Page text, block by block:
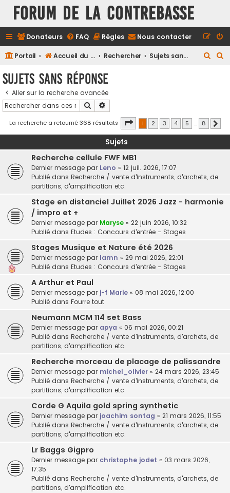
FORUM DE LA CONTREBASSE
Donateurs FAQ Règles Nous contacter
Portail Accueil du forum Rechercher Sujets sans réponse
c
h
r
c
h
r
Sujets sans réponse
Aller sur la recherche avancée
Rechercher
La recherche a retourné 368 résultats Page 1sur8
1 2 3 4 5 … 8
Sujets
Recherche cellule FWF MB1
Dernier message par Leno « 12 juil. 2026, 17:07
Publié dans Recherche / vente d'instruments, d'archets, de
partitions, d'amplification etc.
Stage en distanciel Juillet 2026 Jazz - harmonie
/ impro et +
Dernier message par Maryse « 22 juin 2026, 10:32
Publié dans Etudes : Concours d'entrée - Stages
Stages Musique et Nature été 2026
Dernier message par lamn « 29 mai 2026, 22:01
Publié dans Etudes : Concours d'entrée - Stages
A Arthur et Paul
Dernier message par j-f Marie « 08 mai 2026, 12:00
Publié dans Fourre tout
Neumann MCM 114 set Bass
Dernier message par apya « 06 mai 2026, 00:21
Publié dans Recherche / vente d'instruments, d'archets, de
partitions, d'amplification etc.
Recherche morceau de placage de palissandre
Dernier message par michel_olivier « 24 mars 2026, 23:45
Publié dans Recherche / vente d'instruments, d'archets, de
partitions, d'amplification etc.
Corde G Aquila gold spring synthetic
Dernier message par joachim sontag « 21 mars 2026, 11:55
Publié dans Recherche / vente d'instruments, d'archets, de
partitions, d'amplification etc.
Lr Baggs Gigpro
Dernier message par christophe jodet « 03 mars 2026,
17:35
Publié dans Recherche / vente d'instruments, d'archets, de
partitions, d'amplification etc.